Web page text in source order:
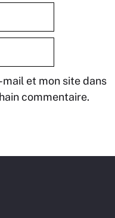
et mon site dans
commentaire.